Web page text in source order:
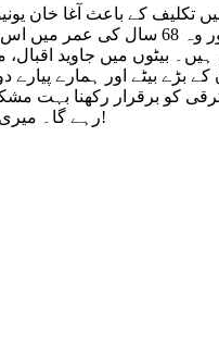
تکلیف کے باعث آغا خان
گئے تھے۔ پیرکی رات ان کی
بیٹوں میں جاوید
بڑے بیٹے اور ہمارے
کو برقرار رکھنا بہت
رہے گا۔ میری دُعا ہے کہ اللہ تعالیٰ مرحوم کو کروٹ کروٹ جنت نصیب فرمائے اور پسماندگان کو صبر جمیل عطا کرے۔ آمین!